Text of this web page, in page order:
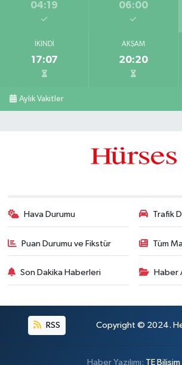
04:19 06:00
İKINDI
17:07
AKŞAM
20:20
Aylık Vakitler
Hava Durumu Trafik
Puan Durumu ve Fikstür Tüm
Son Dakika Haberleri Haber
RSS Copyright © 2024. Her
Haber Yazılımı: TE Bilişim